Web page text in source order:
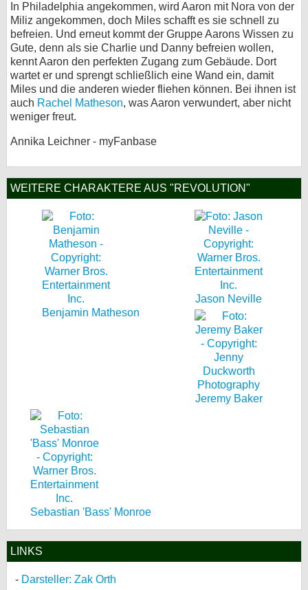
In Philadelphia angekommen, wird Aaron mit Nora von der
Miliz angekommen, doch Miles schafft es sie schnell zu
befreien. Und erneut kommt der Gruppe Aarons Wissen zu
Gute, denn als sie Charlie und Danny befreien wollen,
kennt Aaron den perfekten Zugang zum Gebäude. Dort
wartet er und sprengt schließlich eine Wand ein, damit
Miles und die anderen wieder fliehen können. Bei ihnen ist
auch Rachel Matheson, was Aaron verwundert, aber nicht
weniger freut.
Annika Leichner - myFanbase
WEITERE CHARAKTERE AUS "REVOLUTION"
Benjamin Matheson
Jason Neville
Jeremy Baker
Sebastian 'Bass' Monroe
LINKS
Darsteller: Zak Orth